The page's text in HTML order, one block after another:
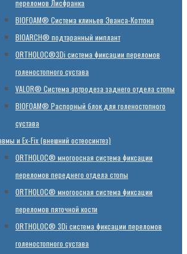
переломов Лисфранка
BIOFOAM® Система клиньев Эванса-Коттона
BIOARCH® подтаранный имплант
ORTHOLOC®3Di система фиксации переломов
голеностопного сустава
VALOR® Система артродеза заднего отдела стопы
BIOFOAM® Распорный блок для голеностопного
сустава
и Ex-Fix (внешний остеосинтез)
ORTHOLOC® многоосная система фиксации
переломов переднего отдела стопы
ORTHOLOC® многоосная система фиксации
переломов пяточной кости
ORTHOLOC® 3Di система фиксации переломов
голеностопного сустава